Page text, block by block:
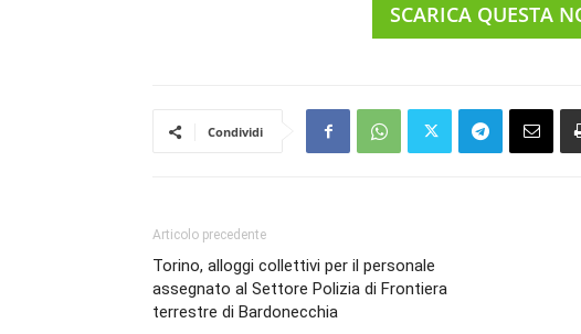
SCARICA QUESTA
Condividi
Articolo precedente
Torino, alloggi collettivi per il personale
assegnato al Settore Polizia di Frontiera
terrestre di Bardonecchia